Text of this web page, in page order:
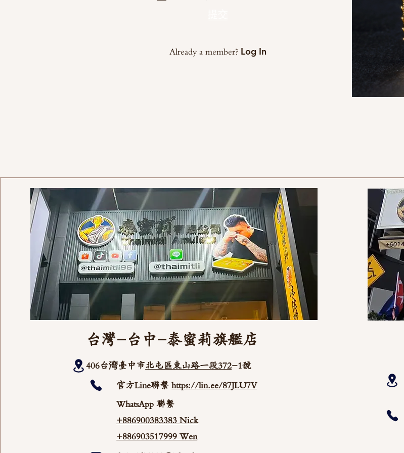
Already a member? Log In
台灣-台中-泰蜜莉旗艦店
406台湾臺中市北屯區東山路一段372-1號
官方Line聯繫https://lin.ee/87JLU7V
WhatsApp 聯繫
+886900383383 Nick
+886903517999 Wen